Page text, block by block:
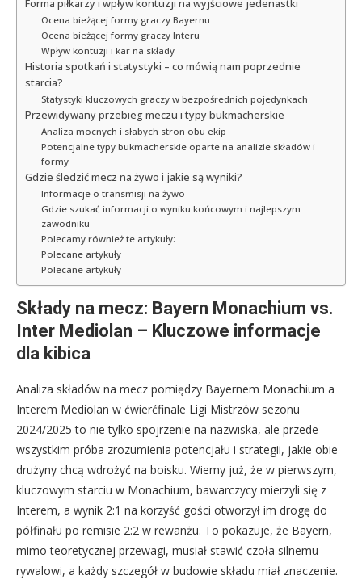
Forma piłkarzy i wpływ kontuzji na wyjściowe jedenastki
Ocena bieżącej formy graczy Bayernu
Ocena bieżącej formy graczy Interu
Wpływ kontuzji i kar na składy
Historia spotkań i statystyki – co mówią nam poprzednie
starcia?
Statystyki kluczowych graczy w bezpośrednich pojedynkach
Przewidywany przebieg meczu i typy bukmacherskie
Analiza mocnych i słabych stron obu ekip
Potencjalne typy bukmacherskie oparte na analizie składów i
formy
Gdzie śledzić mecz na żywo i jakie są wyniki?
Informacje o transmisji na żywo
Gdzie szukać informacji o wyniku końcowym i najlepszym
zawodniku
Polecamy również te artykuły:
Polecane artykuły
Polecane artykuły
Składy na mecz: Bayern Monachium vs.
Inter Mediolan – Kluczowe informacje
dla kibica
Analiza składów na mecz pomiędzy Bayernem Monachium a
Interem Mediolan w ćwierćfinale Ligi Mistrzów sezonu
2024/2025 to nie tylko spojrzenie na nazwiska, ale przede
wszystkim próba zrozumienia potencjału i strategii, jakie obie
drużyny chcą wdrożyć na boisku. Wiemy już, że w pierwszym,
kluczowym starciu w Monachium, bawarczycy mierzyli się z
Interem, a wynik 2:1 na korzyść gości otworzył im drogę do
półfinału po remisie 2:2 w rewanżu. To pokazuje, że Bayern,
mimo teoretycznej przewagi, musiał stawić czoła silnemu
rywalowi, a każdy szczegół w budowie składu miał znaczenie.